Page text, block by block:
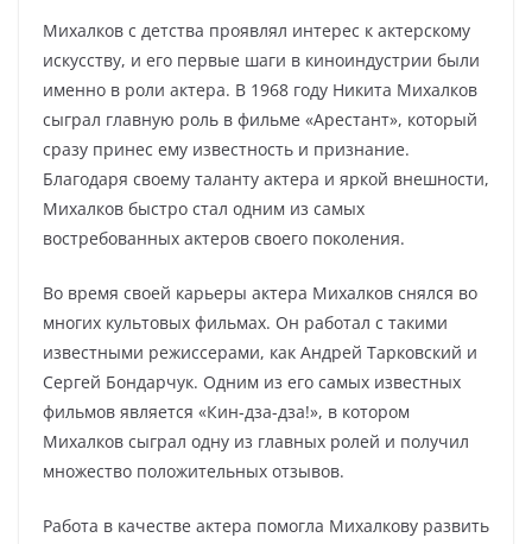
Михалков с детства проявлял интерес к актерскому
искусству, и его первые шаги в киноиндустрии были
именно в роли актера. В 1968 году Никита Михалков
сыграл главную роль в фильме «Арестант», который
сразу принес ему известность и признание.
Благодаря своему таланту актера и яркой внешности,
Михалков быстро стал одним из самых
востребованных актеров своего поколения.
Во время своей карьеры актера Михалков снялся во
многих культовых фильмах. Он работал с такими
известными режиссерами, как Андрей Тарковский и
Сергей Бондарчук. Одним из его самых известных
фильмов является «Кин-дза-дза!», в котором
Михалков сыграл одну из главных ролей и получил
множество положительных отзывов.
Работа в качестве актера помогла Михалкову развить